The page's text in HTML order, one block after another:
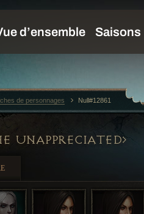
UNAPPRECIATED
de personnages Null#12861